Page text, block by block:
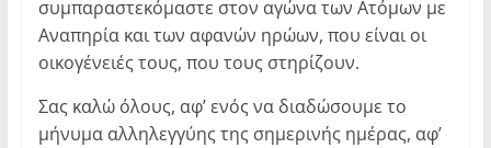
συμπαραστεκόμαστε στον αγώνα των Ατόμων με
Αναπηρία και των αφανών ηρώων, που είναι οι
οικογένειές τους, που τους στηρίζουν.
Σας καλώ όλους, αφ’ ενός να διαδώσουμε το
μήνυμα αλληλεγγύης της σημερινής ημέρας, αφ’